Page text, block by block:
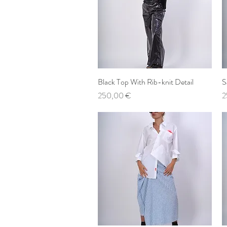
Schnellansicht
Black Top With Rib-knit Detail
Preis
250,00 €